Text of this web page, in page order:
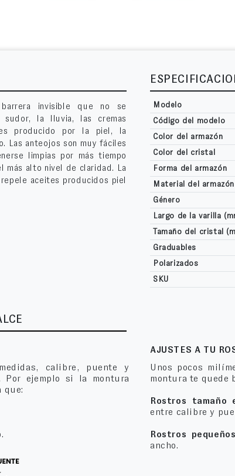
invisible que no se
sudor, la lluvia, las cremas
producido por la piel, la
Las anteojos son muy fáciles
limpias por más tiempo
más alto nivel de claridad. La
aceites producidos piel
Modelo
Código del modelo
Color del armazón
Color del cristal
Forma del armazón
Material del armazón
Género
Largo de la varilla
Tamaño del cristal
Graduables
Polarizados
SKU
calibre, puente y
ejemplo si la montura
que:
AJUSTES A TU
Unos pocos
montura te quede
Rostros tamaño
entre calibre y
Rostros pequeños
ancho.